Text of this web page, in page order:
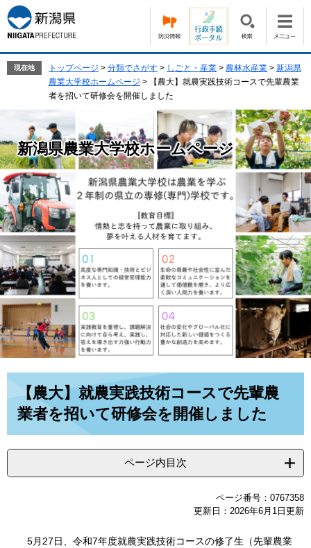
ー
ジ
の
ニ
ュ
ー
本
文
へ
現在地 トップページ > 分類でさがす > しごと・産業 > 農林水産業 > 新潟県
農業大学校ホームページ >
【農大】就農実践技術コースで先輩農業
者を招いて研修会を開催しました
新潟県農業大学校ホームページ
【農大】就農実践技術コースで先輩農
業者を招いて研修会を開催しました
ページ内目次
ページ番号：0767358
更新日：2026年6月1日更新
5月27日、令和7年度就農実践技術コースの修了生（先輩農業